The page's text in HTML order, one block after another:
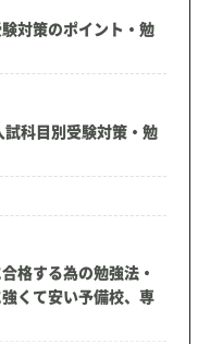
対策のポイント・勉
科目別受験対策・勉
格する為の勉強法・
くて安い予備校、専